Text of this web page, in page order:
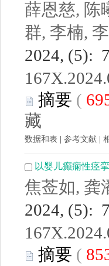
薛恩慈, 陈
群, 李楠,
2024, (5):
摘要 (
藏
数据和表 参考文献
以婴儿癫痫性痉
焦莶如, 龚
2024, (5):
摘要 (